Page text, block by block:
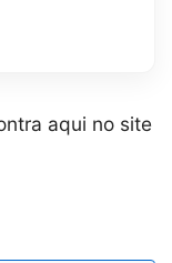
aqui no site